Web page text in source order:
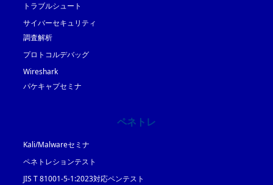
トラブルシュート
サイバーセキュリティ
調査解析
プロトコルデバッグ
Wireshark
パケキャプセミナ
ペネトレ
Kali/Malwareセミナ
ペネトレションテスト
JIS T 81001-5-1:2023対応ペンテスト